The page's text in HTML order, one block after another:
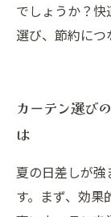
でしょうか？
選び、節約につ
カーテン選び
は
夏の日差しが
す。まず、効